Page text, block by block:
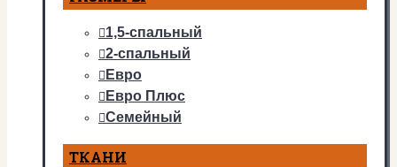
1,5-спальный
2-спальный
Евро
Евро Плюс
Семейный
ТКАНИ